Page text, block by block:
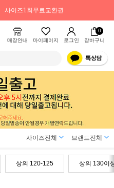
사이즈1회무료교환권
매장안내 마이페이지 로그인
0
장바구니
사이즈전체 브랜드전체
상의 120-125 상의 130이